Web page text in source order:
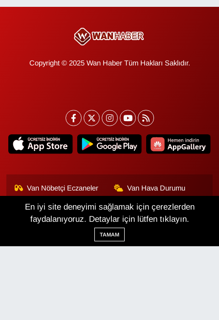
Copyright © 2025 Wan Haber Tüm Hakları Saklıdır.
Van Nöbetçi Eczaneler Van Hava Durumu
Van Namaz Vakitleri
Van Trafik Yoğunluk
Haritası
Puan Durumu ve Fikstür
En iyi site deneyimi sağlamak için çerezlerden
faydalanıyoruz. Detaylar için lütfen tıklayın.
TAMAM